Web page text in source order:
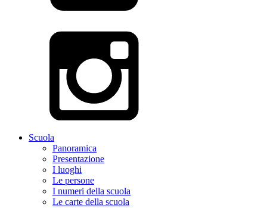
Scuola
Panoramica
Presentazione
I luoghi
Le persone
I numeri della scuola
Le carte della scuola